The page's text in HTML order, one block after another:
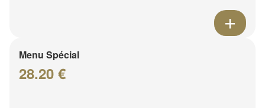
Menu Spécial
28.20 €